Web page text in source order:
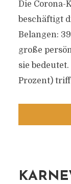
Die Corona-
beschäftigt
Belangen:
große
sie
Prozent)